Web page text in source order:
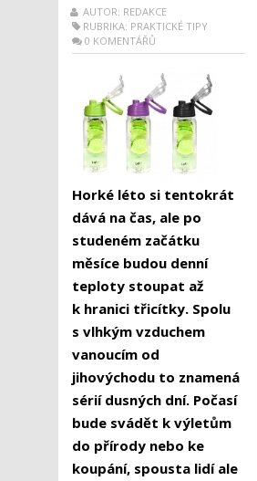
AUTOR: REDAKCE
RUBRIKA: PRAKTICKÉ TIPY
0 KOMENTÁŘŮ
Horké léto si tentokrát
dává na čas, ale po
studeném začátku
měsíce budou denní
teploty stoupat až
k hranici třicítky. Spolu
s vlhkým vzduchem
vanoucím od
jihovýchodu to znamená
sérií dusných dní. Počasí
bude svádět k výletům
do přírody nebo ke
koupání, spousta lidí ale